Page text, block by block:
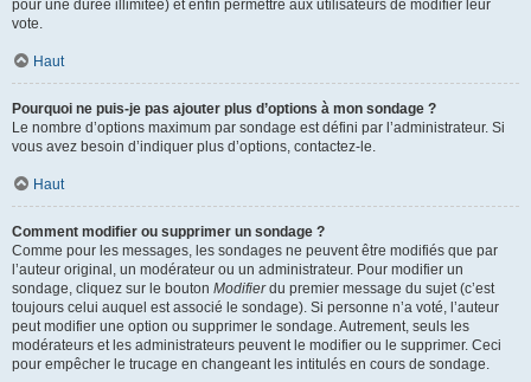
pour une durée illimitée) et enfin permettre aux utilisateurs de modifier leur
vote.
Haut
Pourquoi ne puis-je pas ajouter plus d’options à mon sondage ?
Le nombre d’options maximum par sondage est défini par l’administrateur. Si
vous avez besoin d’indiquer plus d’options, contactez-le.
Haut
Comment modifier ou supprimer un sondage ?
Comme pour les messages, les sondages ne peuvent être modifiés que par
l’auteur original, un modérateur ou un administrateur. Pour modifier un
sondage, cliquez sur le bouton Modifierdu premier message du sujet (c’est
toujours celui auquel est associé le sondage). Si personne n’a voté, l’auteur
peut modifier une option ou supprimer le sondage. Autrement, seuls les
modérateurs et les administrateurs peuvent le modifier ou le supprimer. Ceci
pour empêcher le trucage en changeant les intitulés en cours de sondage.